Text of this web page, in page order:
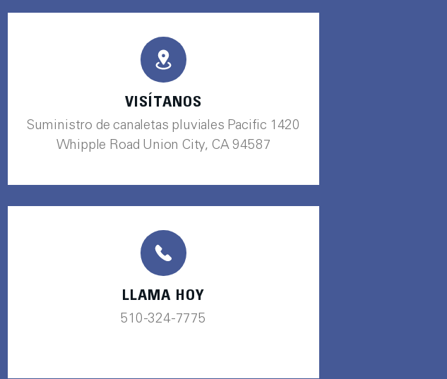
VISÍTANOS
Suministro de canaletas pluviales Pacific 1420
Whipple Road Union City, CA 94587
LLAMA HOY
510-324-7775